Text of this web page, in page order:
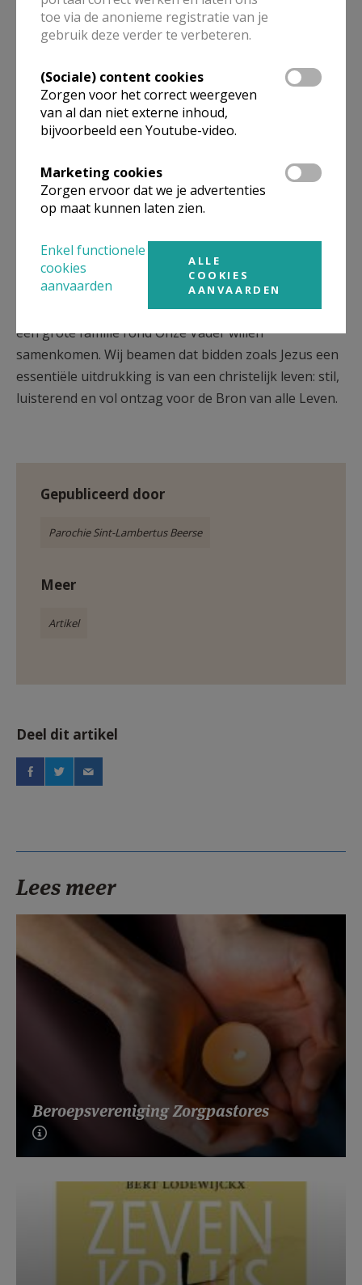
Jes 55, 6: "Zoekt de
Heer nu Hij zich laat
vinden, roept Hem
aan, nu Hij nabij is.”
groot aandeel in ons samen vieren: het is de
levendige expressie van onze verbinding met elkaar
de viering mogen betekenisvolle en krachtige
geloofsuitdrukkingen zijn om in elkaars nabijheid
onze vreugde en verdriet tot God uit te spreken.
Onze ontmoetingsplaatsen zijn ruimtes waar we als
één grote familie rond Onze Vader willen
samenkomen. Wij beamen dat bidden zoals Jezus een
essentiële uitdrukking is van een christelijk leven: stil,
luisterend en vol ontzag voor de Bron van alle Leven.
Gepubliceerd door
Parochie Sint-Lambertus Beerse
Meer
Artikel
Deel dit artikel
Lees meer
Beroepsvereniging Zorgpastores
toe via de anonieme registratie van je
gebruik deze verder te verbeteren.
(Sociale) content cookies
Zorgen voor het correct weergeven
van al dan niet externe inhoud,
bijvoorbeeld een Youtube-video.
Marketing cookies
Zorgen ervoor dat we je advertenties
op maat kunnen laten zien.
Enkel functionele
cookies
aanvaarden
ALLE
COOKIES
AANVAARDEN